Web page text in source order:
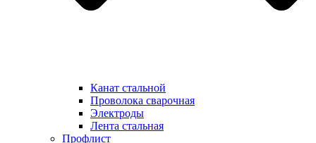
Канат стальной
Проволока сварочная
Электроды
Лента стальная
Профлист